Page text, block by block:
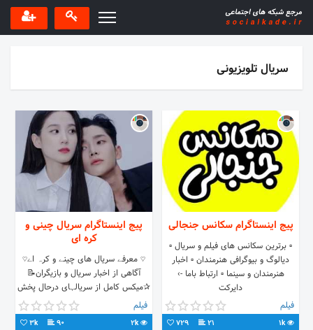
سریال تلویزیونی
پیج اینستاگرام سکانس جنجالی
▫️ برترین سکانس های فیلم و سریال ▫️
دیالوگ و بیوگرافی هنرمندان ▫️ اخبار
هنرمندان و سینما ▫️ ارتباط باما -›
دایرکت
فیلم
1k
21
729
پیج اینستاگرام سریال چینی و
کره ای
♡ معرفے سریال های چینے و کرہ اے♡
آگاهی از اخبار سریال و بازیگران📝
✰میکس کامل از سریالہای درحال پخش
Ι پخش نشده Ⅰ پایان یافته✰ تبلیغات=
دایرکت📩
فیلم
2k
90
3k